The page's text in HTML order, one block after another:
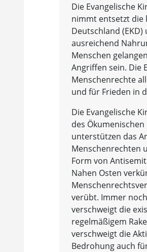
Die Evangelische
nimmt entsetzt die
Deutschland
ausreichend
Menschen
Angriffen sein. Die
Menschenrechte
und für Frieden in
Die Evangelische
des Ökumenischen
unterstützen das
Menschenrechten
Form von
Nahen Osten
verübt. Immer
verschweigt die
regelmäßigem
verschweigt die
Bedrohung auch